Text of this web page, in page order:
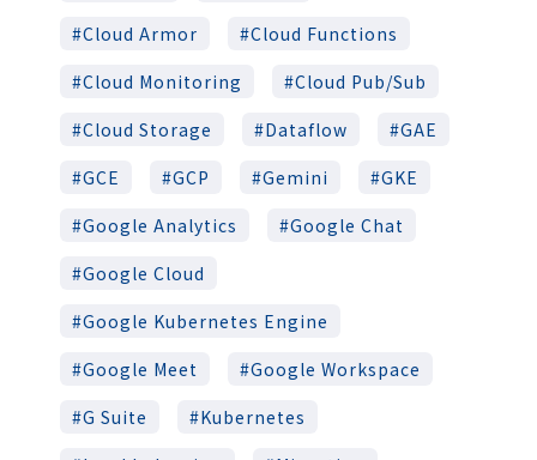
Cloud Armor
Cloud Functions
Cloud Monitoring
Cloud Pub/Sub
Cloud Storage
Dataflow
GAE
GCE
GCP Gemini
GKE
Google Analytics
Google Chat
Google Cloud
Google Kubernetes Engine
Google Meet
Google Workspace
G Suite
Kubernetes